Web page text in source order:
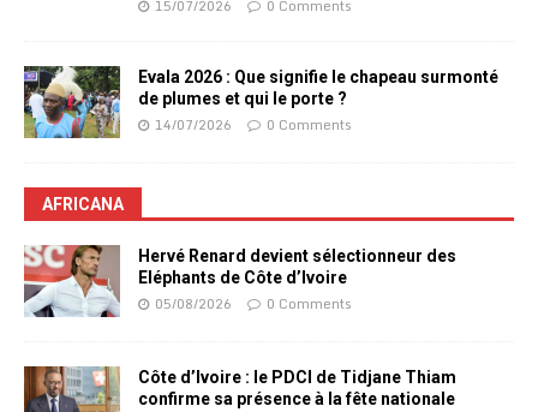
15/07/2026 0 Comments
Evala 2026 : Que signifie le chapeau surmonté
de plumes et qui le porte ?
14/07/2026 0 Comments
AFRICANA
Hervé Renard devient sélectionneur des
Eléphants de Côte d’Ivoire
05/08/2026 0 Comments
Côte d’Ivoire : le PDCI de Tidjane Thiam
confirme sa présence à la fête nationale